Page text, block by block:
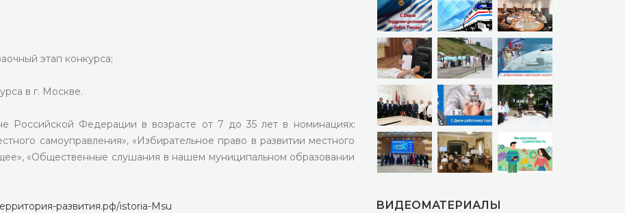
этап конкурса;
в г. Москве.
Российской Федерации в возрасте от 7 до 35 лет в номинациях:
самоуправления», «Избирательное право в развитии местного
«Общественные слушания в нашем муниципальном образовании
развития.рф/istoria-Msu ВИДЕОМАТЕРИАЛЫ